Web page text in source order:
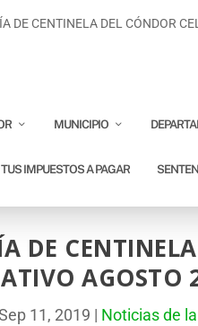
DE CENTINELA DEL CÓNDOR
MUNICIPIO
IMPUESTOS A PAGAR
DE
AGOSTO
11, 2019 | Noticias de